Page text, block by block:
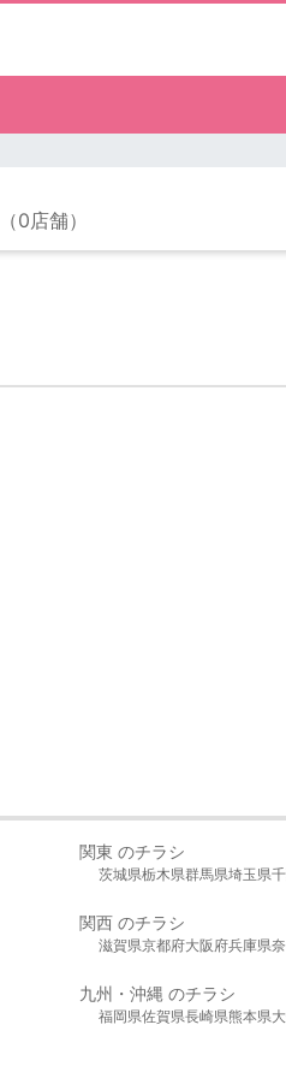
（0店舗）
関東 のチラシ
茨城県栃木県群馬県埼玉県
関西 のチラシ
滋賀県京都府大阪府兵庫県
九州・沖縄 のチラシ
福岡県佐賀県長崎県熊本県